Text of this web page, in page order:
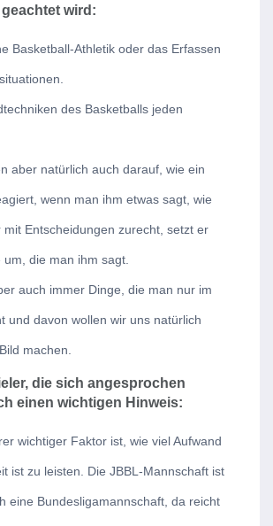
wird:
Basketball-Athletik oder das Erfassen
des Basketballs jeden
aber natürlich auch darauf, wie ein
wenn man ihm etwas sagt, wie
mit Entscheidungen zurecht, setzt er
um, die man ihm sagt.
auch immer Dinge, die man nur im
und davon wollen wir uns natürlich
machen.
die sich angesprochen
einen wichtigen Hinweis:
wichtiger Faktor ist, wie viel Aufwand
ist zu leisten. Die JBBL-Mannschaft ist
eine Bundesligamannschaft, da reicht